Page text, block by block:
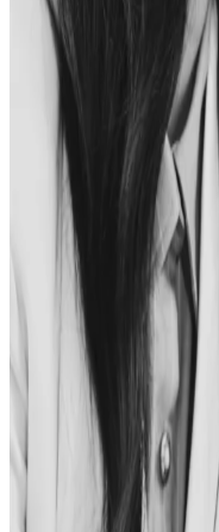
Подпишитесь на нашу
предложениях и новостях.
Я согласен получать
предложениями.
Зарегистрироваться
Регистрируясь, вы
конфиденциальности
и
Проживание и